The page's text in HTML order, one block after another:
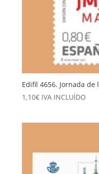
Edifil 4656. Jornada de
1,10€ IVA INCLUÍDO